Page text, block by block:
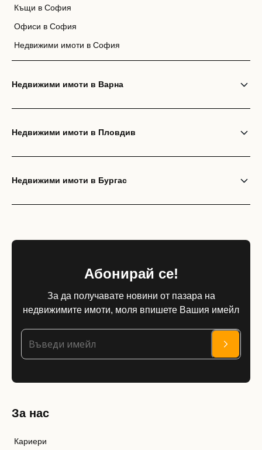
Къщи в София
Офиси в София
Недвижими имоти в София
Недвижими имоти в Варна
Недвижими имоти в Пловдив
Недвижими имоти в Бургас
Абонирай се!
За да получавате новини от пазара на
недвижимите имоти, моля впишете Вашия имейл
За нас
Кариери